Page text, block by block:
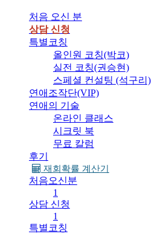
처음 오신 분
상담 신청
특별코칭
올인원 코칭(박코)
실전 코칭(권승현)
스페셜 컨설팅 (석구리)
연애조작단(VIP)
연애의 기술
온라인 클래스
시크릿 북
무료 칼럼
후기
재회확률 계산기
처음오신분
1
상담 신청
1
특별코칭